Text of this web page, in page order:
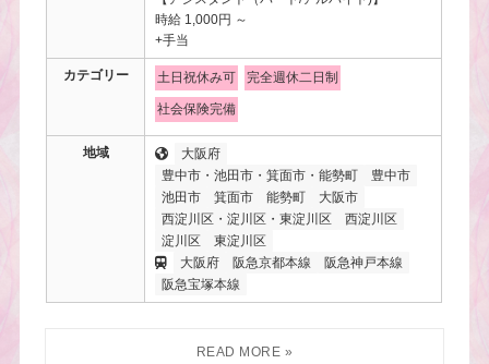
時給 1,000円 ～
+手当
カテゴリー 土日祝休み可 完全週休二日制
社会保険完備
地域
大阪府
豊中市・池田市・箕面市・能勢町
豊中市
池田市
箕面市 能勢町
大阪市
西淀川区・淀川区・東淀川区
西淀川区
淀川区
東淀川区
大阪府
阪急京都本線
阪急神戸本線
阪急宝塚本線